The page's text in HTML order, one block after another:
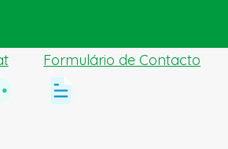
Formulário de Contacto